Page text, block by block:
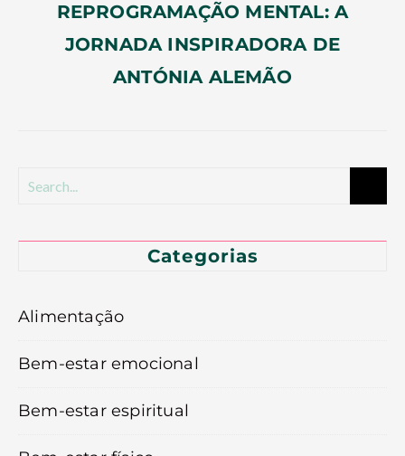
REPROGRAMAÇÃO MENTAL: A
JORNADA INSPIRADORA DE
ANTÓNIA ALEMÃO
Categorias
Alimentação
Bem-estar emocional
Bem-estar espiritual